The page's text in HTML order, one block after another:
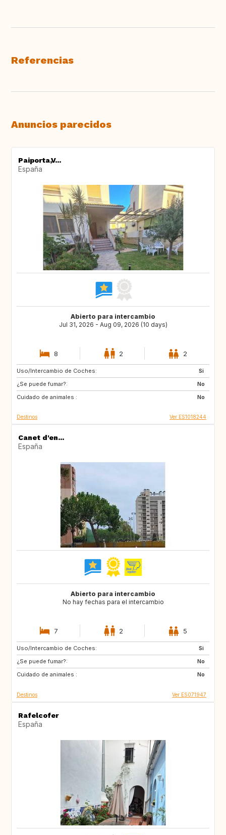
Referencias
Anuncios parecidos
Paiporta,V...
España
Abierto para intercambio
Jul 31, 2026 - Aug 09, 2026 (10 days)
8 2 2
Uso/Intercambio de Coches:
Si
¿Se puede fumar?:
No
Cuidado de animales :
No
NL
FR
PT
Destinos Ver ES1018244
Canet d'en...
España
Abierto para intercambio
No hay fechas para el intercambio
7 2 5
Uso/Intercambio de Coches:
Si
¿Se puede fumar?:
No
Cuidado de animales :
No
HR
IT
DE
Destinos Ver ES071947
Rafelcofer
España